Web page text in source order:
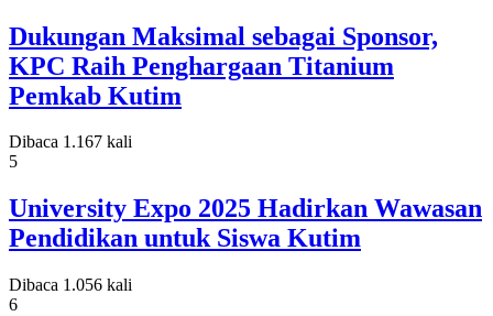
Dukungan Maksimal sebagai Sponsor,
KPC Raih Penghargaan Titanium
Pemkab Kutim
Dibaca 1.167 kali
5
University Expo 2025 Hadirkan Wawasan
Pendidikan untuk Siswa Kutim
Dibaca 1.056 kali
6